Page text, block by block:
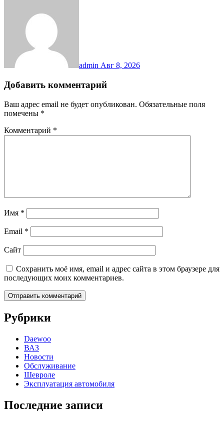
admin Авг 8, 2026
Добавить комментарий
Ваш адрес email не будет опубликован. Обязательные поля
помечены *
Комментарий *
Имя *
Email *
Сайт
Сохранить моё имя, email и адрес сайта в этом браузере для
последующих моих комментариев.
Рубрики
Daewoo
ВАЗ
Новости
Обслуживание
Шевроле
Эксплуатация автомобиля
Последние записи